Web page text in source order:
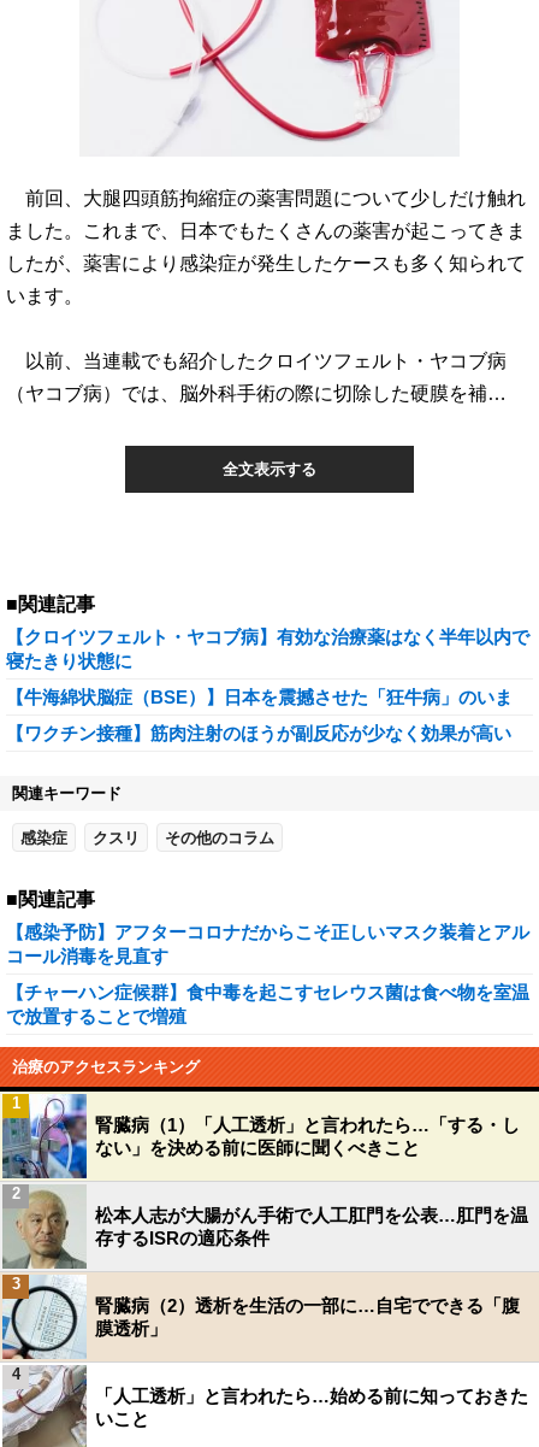
前回、大腿四頭筋拘縮症の薬害問題について少しだけ触れ
ました。これまで、日本でもたくさんの薬害が起こってきま
したが、薬害により感染症が発生したケースも多く知られて
います。
以前、当連載でも紹介したクロイツフェルト・ヤコブ病
（ヤコブ病）では、脳外科手術の際に切除した硬膜を補…
全文表示する
■関連記事
【クロイツフェルト・ヤコブ病】有効な治療薬はなく半年以内で
寝たきり状態に
【牛海綿状脳症（BSE）】日本を震撼させた「狂牛病」のいま
【ワクチン接種】筋肉注射のほうが副反応が少なく効果が高い
関連キーワード
感染症 クスリ その他のコラム
■関連記事
【感染予防】アフターコロナだからこそ正しいマスク装着とアル
コール消毒を見直す
【チャーハン症候群】食中毒を起こすセレウス菌は食べ物を室温
で放置することで増殖
治療のアクセスランキング
腎臓病（1）「人工透析」と言われたら…「する・し
ない」を決める前に医師に聞くべきこと
1
松本人志が大腸がん手術で人工肛門を公表…肛門を温
存するISRの適応条件
2
腎臓病（2）透析を生活の一部に…自宅でできる「腹
膜透析」
3
「人工透析」と言われたら…始める前に知っておきた
いこと
4